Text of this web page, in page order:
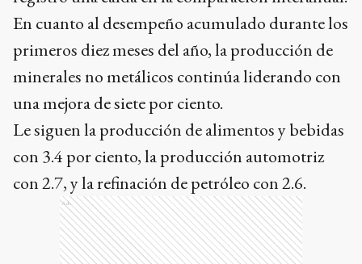
En cuanto al desempeño acumulado durante los
primeros diez meses del año, la producción de
minerales no metálicos continúa liderando con
una mejora de siete por ciento.
Le siguen la producción de alimentos y bebidas
con 3.4 por ciento, la producción automotriz
con 2.7, y la refinación de petróleo con 2.6.
Ads